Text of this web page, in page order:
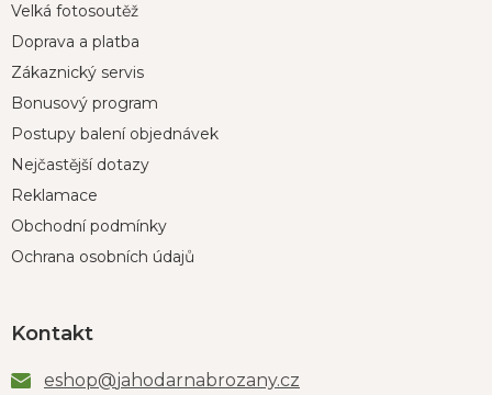
Velká fotosoutěž
Doprava a platba
Zákaznický servis
Bonusový program
Postupy balení objednávek
Nejčastější dotazy
Reklamace
Obchodní podmínky
Ochrana osobních údajů
Kontakt
eshop@jahodarnabrozany.cz